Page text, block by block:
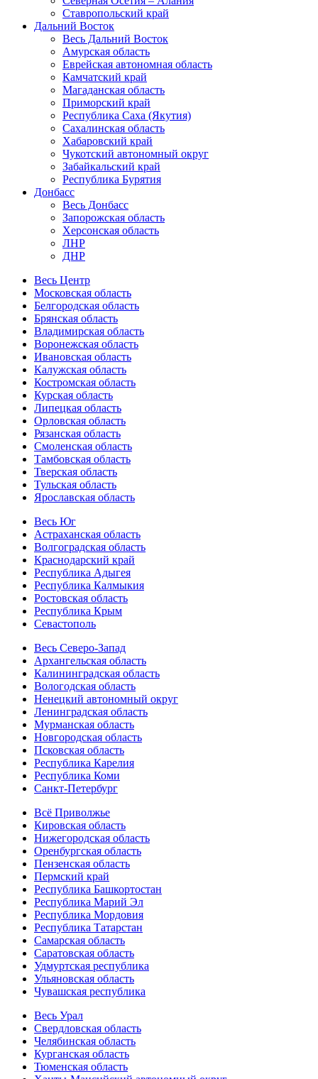
Ставропольский край
Дальний Восток
Весь Дальний Восток
Амурская область
Еврейская автономная область
Камчатский край
Магаданская область
Приморский край
Республика Саха (Якутия)
Сахалинская область
Хабаровский край
Чукотский автономный округ
Забайкальский край
Республика Бурятия
Донбасс
Весь Донбасс
Запорожская область
Херсонская область
ЛНР
ДНР
Весь Центр
Московская область
Белгородская область
Брянская область
Владимирская область
Воронежская область
Ивановская область
Калужская область
Костромская область
Курская область
Липецкая область
Орловская область
Рязанская область
Смоленская область
Тамбовская область
Тверская область
Тульская область
Ярославская область
Весь Юг
Астраханская область
Волгоградская область
Краснодарский край
Республика Адыгея
Республика Калмыкия
Ростовская область
Республика Крым
Севастополь
Весь Северо-Запад
Архангельская область
Калининградская область
Вологодская область
Ненецкий автономный округ
Ленинградская область
Мурманская область
Новгородская область
Псковская область
Республика Карелия
Республика Коми
Санкт-Петербург
Всё Приволжье
Кировская область
Нижегородская область
Оренбургская область
Пензенская область
Пермский край
Республика Башкортостан
Республика Марий Эл
Республика Мордовия
Республика Татарстан
Самарская область
Саратовская область
Удмуртская республика
Ульяновская область
Чувашская республика
Весь Урал
Свердловская область
Челябинская область
Курганская область
Тюменская область